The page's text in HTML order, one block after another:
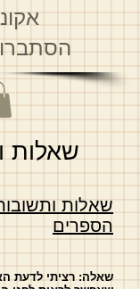
א
שאלות
שאלות
הספרים
שאלה: רציתי לדעת